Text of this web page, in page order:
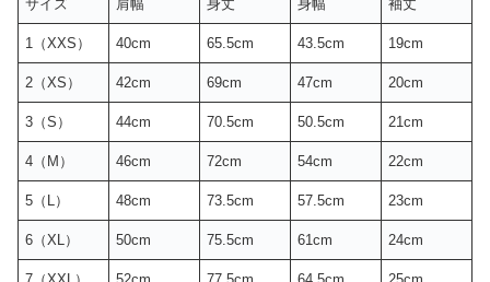
サイズ 肩幅 身丈 身幅 袖丈
1（XXS） 40cm 65.5cm 43.5cm 19cm
2（XS） 42cm 69cm 47cm 20cm
3（S） 44cm 70.5cm 50.5cm 21cm
4（M） 46cm 72cm 54cm 22cm
5（L） 48cm 73.5cm 57.5cm 23cm
6（XL） 50cm 75.5cm 61cm 24cm